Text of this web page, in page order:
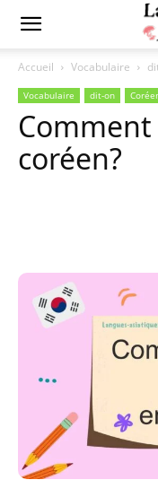
Accueil Vocabulaire
Vocabulaire dit-on
coréen?